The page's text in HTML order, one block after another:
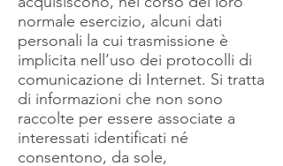
normale esercizio, alcuni dati
personali la cui trasmissione è
implicita nell’uso dei protocolli di
comunicazione di Internet. Si tratta
di informazioni che non sono
raccolte per essere associate a
interessati identificati né
consentono, da sole,